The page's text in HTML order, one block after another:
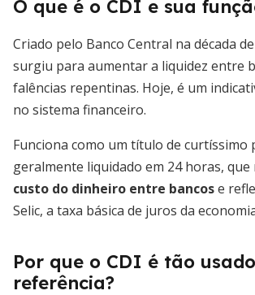
O que é o CDI e sua
Criado pelo Banco Central na década
surgiu para aumentar a liquidez entre
falências repentinas. Hoje, é um
no sistema financeiro.
Funciona como um título de curtíssimo
geralmente liquidado em 24 horas,
custo do dinheiro entre bancose
Selic, a taxa básica de juros da
Por que o CDI é tão
referência?